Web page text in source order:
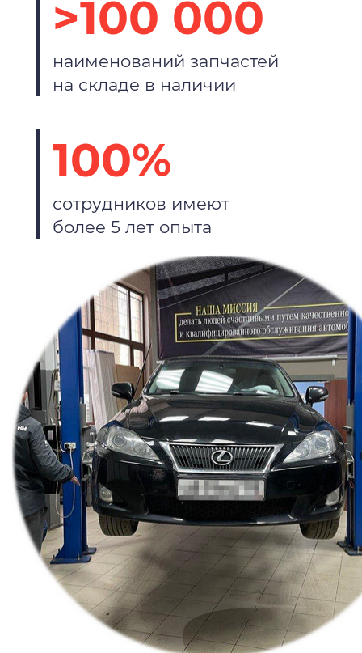
>100 000
наименований запчастей
на складе в наличии
100%
сотрудников имеют
более 5 лет опыта